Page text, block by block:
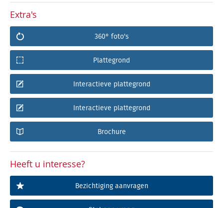
Extra's
360° foto's
Plattegrond
Interactieve plattegrond
Interactieve plattegrond
Brochure
Heeft u interesse?
Bezichtiging aanvragen